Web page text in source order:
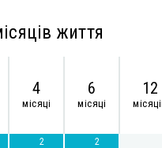
життя
4
місяці
6
місяці
12
2 2